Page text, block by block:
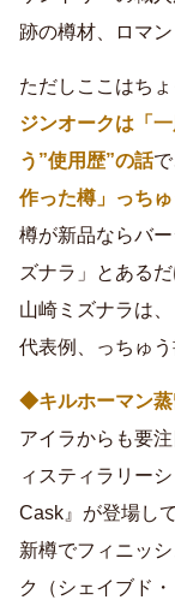
跡の樽材、ロマン
ただしここはち
ジンオークは「
う”使用歴”の話で
作った樽」っち
樽が新品ならバ
ズナラ」とある
山崎ミズナラは
代表例、っちゅう
◆キルホーマン蒸
アイラからも要
ィスティラリー
Cask』が登場し
新樽でフィニッ
ク（シェイブド